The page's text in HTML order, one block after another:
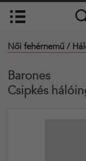
Női fehérnemű /
Barones
Csipkés